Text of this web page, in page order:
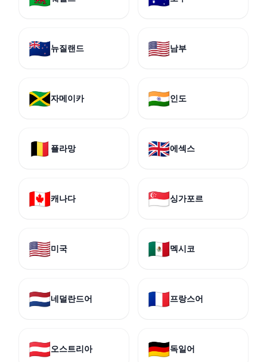
🇳🇿뉴질랜드 🇺🇸남부
🇯🇲자메이카 🇮🇳인도
🇧🇪 플라망 🇬🇧에섹스
🇨🇦캐나다 🇸🇬싱가포르
🇺🇸미국 🇲🇽멕시코
🇳🇱네덜란드어 🇫🇷프랑스어
🇦🇹오스트리아 🇩🇪독일어